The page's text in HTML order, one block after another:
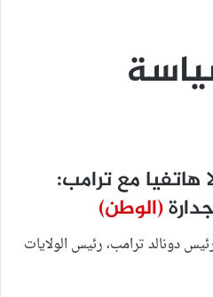
مع ترامب:
(الوطن)
دونالد ترامب، رئيس الولايات